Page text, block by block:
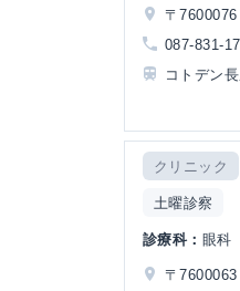
〒
087-831-
コトデン
クリニック
土曜診察
診療科： 眼科
〒